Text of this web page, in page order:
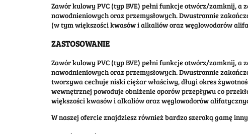
Zawór kulowy PVC (typ BVE) pełni funkcje otwórz/zamknij, a
nawodnieniowych oraz przemysłowych. Dwustronnie
(w tym większości kwasów i alkaliów oraz węglowodorów
ZASTOSOWANIE
Zawór kulowy PVC (typ BVE) pełni funkcje otwórz/zamknij, a
nawodnieniowych oraz przemysłowych. Dwustronnie
tworzywa cechuje niski ciężar właściwy, długi okres
wewnętrznej powoduje obniżenie oporów przepływu co
większości kwasów i alkaliów oraz węglowodorów
W naszej ofercie znajdziesz również bardzo szeroką gamę